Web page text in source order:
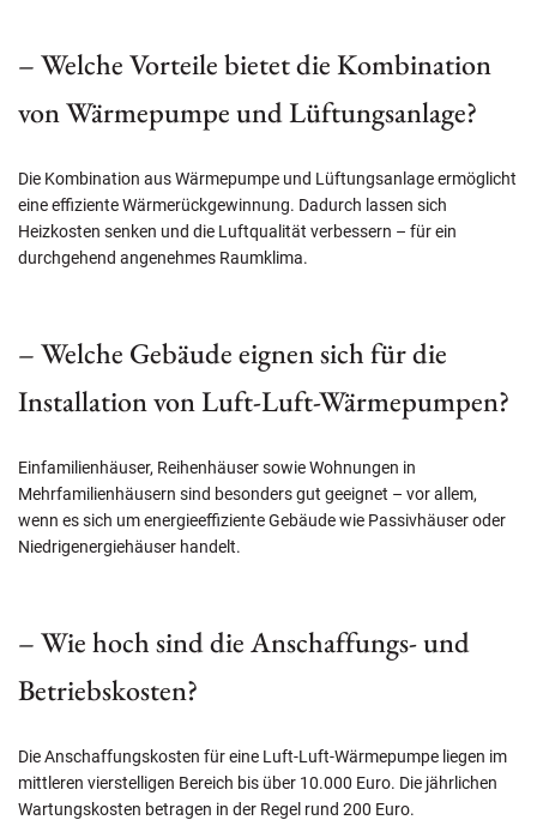
– Welche Vorteile bietet die Kombination
von Wärmepumpe und Lüftungsanlage?
Die Kombination aus Wärmepumpe und Lüftungsanlage ermöglicht
eine effiziente Wärmerückgewinnung. Dadurch lassen sich
Heizkosten senken und die Luftqualität verbessern – für ein
durchgehend angenehmes Raumklima.
– Welche Gebäude eignen sich für die
Installation von Luft-Luft-Wärmepumpen?
Einfamilienhäuser, Reihenhäuser sowie Wohnungen in
Mehrfamilienhäusern sind besonders gut geeignet – vor allem,
wenn es sich um energieeffiziente Gebäude wie Passivhäuser oder
Niedrigenergiehäuser handelt.
– Wie hoch sind die Anschaffungs- und
Betriebskosten?
Die Anschaffungskosten für eine Luft-Luft-Wärmepumpe liegen im
mittleren vierstelligen Bereich bis über 10.000 Euro. Die jährlichen
Wartungskosten betragen in der Regel rund 200 Euro.